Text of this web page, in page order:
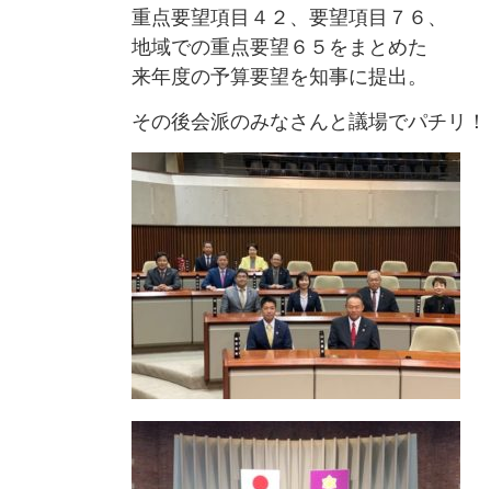
重点要望項目４２、要望項目７６、
地域での重点要望６５をまとめた
来年度の予算要望を知事に提出。
その後会派のみなさんと議場でパチリ！